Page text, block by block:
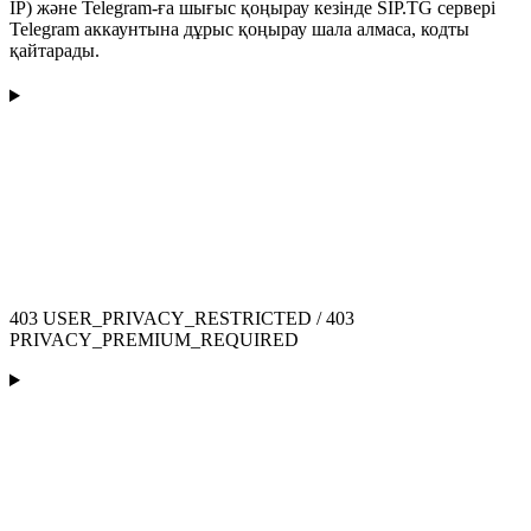
IP) және Telegram-ға шығыс қоңырау кезінде SIP.TG сервері
Telegram аккаунтына дұрыс қоңырау шала алмаса, кодты
қайтарады.
403 USER_PRIVACY_RESTRICTED / 403
PRIVACY_PREMIUM_REQUIRED